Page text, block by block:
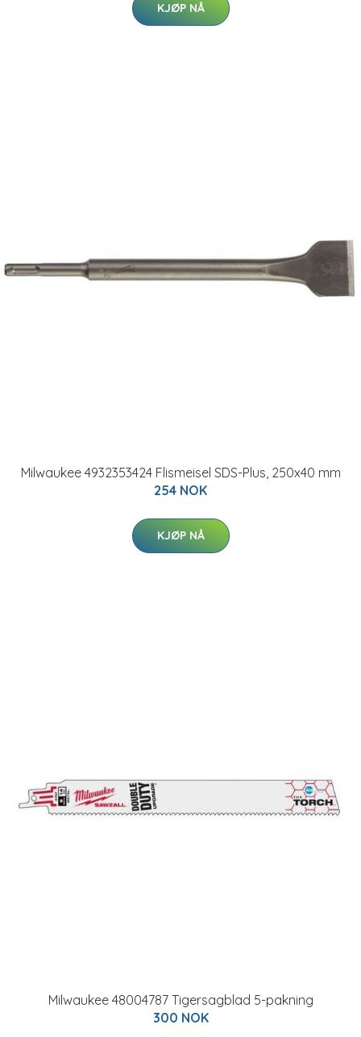
KJØP NÅ
Milwaukee 4932353424 Flismeisel SDS-Plus, 250x40 mm
254 NOK
KJØP NÅ
Milwaukee 48004787 Tigersagblad 5-pakning
300 NOK